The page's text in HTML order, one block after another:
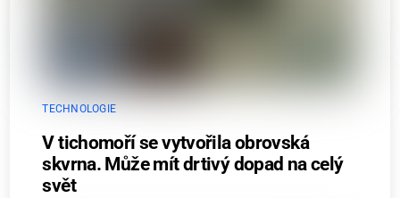
TECHNOLOGIE
V tichomoří se vytvořila obrovská
skvrna. Může mít drtivý dopad na celý
svět